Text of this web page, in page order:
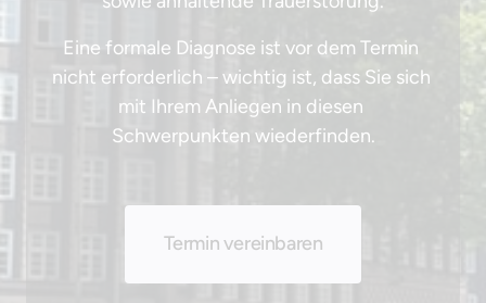
Eine formale Diagnose ist vor dem Termin
nicht erforderlich – wichtig ist, dass Sie sich
mit Ihrem Anliegen in diesen
Schwerpunkten wiederfinden.
Termin vereinbaren